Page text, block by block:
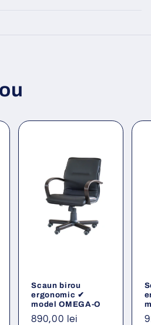
Scaun birou
ergonomic ✔
model OMEGA-O
Preț
890,00 lei